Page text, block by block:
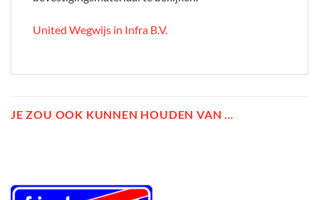
United Wegwijs in Infra B.V.
JE ZOU OOK KUNNEN HOUDEN VAN …